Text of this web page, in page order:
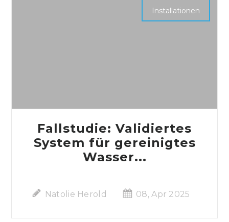
Installationen
Fallstudie: Validiertes
System für gereinigtes
Wasser...
Natolie Herold 08, Apr 2025